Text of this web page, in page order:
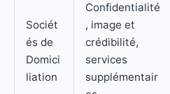
Sociét
és de
Domici
liation
Confidentialité
, image et
crédibilité,
services
supplémentair